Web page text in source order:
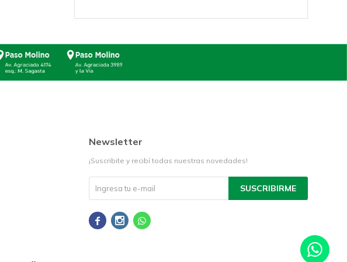
Newsletter
¡Suscribite y recibí todas nuestras novedades!
SUSCRIBIRME
  